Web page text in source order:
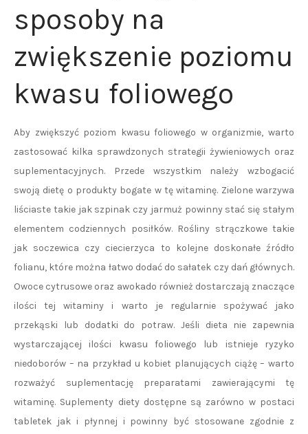
sposoby na
zwiększenie poziomu
kwasu foliowego
Aby zwiększyć poziom kwasu foliowego w organizmie, warto
zastosować kilka sprawdzonych strategii żywieniowych oraz
suplementacyjnych. Przede wszystkim należy wzbogacić
swoją dietę o produkty bogate w tę witaminę. Zielone warzywa
liściaste takie jak szpinak czy jarmuż powinny stać się stałym
elementem codziennych posiłków. Rośliny strączkowe takie
jak soczewica czy ciecierzyca to kolejne doskonałe źródło
folianu, które można łatwo dodać do sałatek czy dań głównych.
Owoce cytrusowe oraz awokado również dostarczają znaczące
ilości tej witaminy i warto je regularnie spożywać jako
przekąski lub dodatki do potraw. Jeśli dieta nie zapewnia
wystarczającej ilości kwasu foliowego lub istnieje ryzyko
niedoborów – na przykład u kobiet planujących ciążę – warto
rozważyć suplementację preparatami zawierającymi tę
witaminę. Suplementy diety dostępne są zarówno w postaci
tabletek jak i płynnej i powinny być stosowane zgodnie z